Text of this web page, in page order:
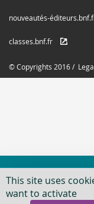
nouveautés-
classes.bnf.fr
© Copyrights 2016 /
Newsletter
This site uses
want to activate